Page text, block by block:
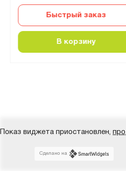
Быстрый заказ
В корзину
Показ виджета приостановлен,
Сделано на